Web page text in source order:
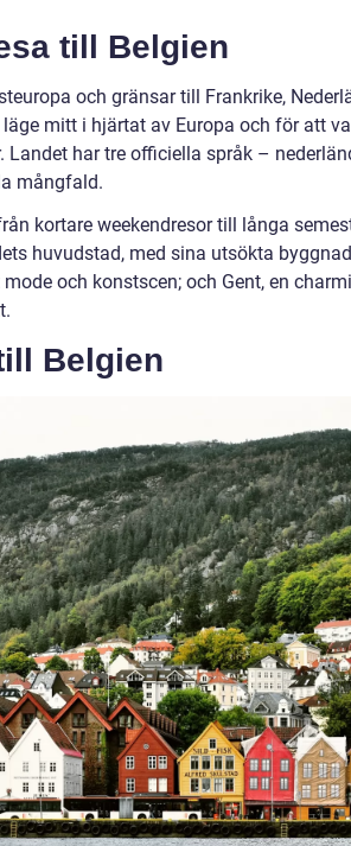
till Belgien
och gränsar till Frankrike,
mitt i hjärtat av Europa och för att
Landet har tre officiella språk –
mångfald.
kortare weekendresor till långa
huvudstad, med sina utsökta
och konstscen; och Gent, en
Belgien